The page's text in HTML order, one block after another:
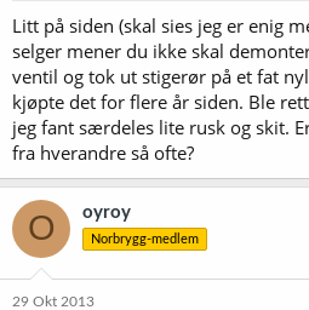
e
r
Litt på siden (skal sies jeg er enig
selger mener du ikke skal
ventil og tok ut stigerør på et fat
kjøpte det for flere år siden. Ble
jeg fant særdeles lite rusk og skit.
fra hverandre så ofte?
O oyroy
Norbrygg-medlem
29 Okt 2013